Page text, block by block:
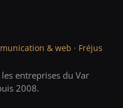
& web · Fréjus
entreprises du Var
2008.